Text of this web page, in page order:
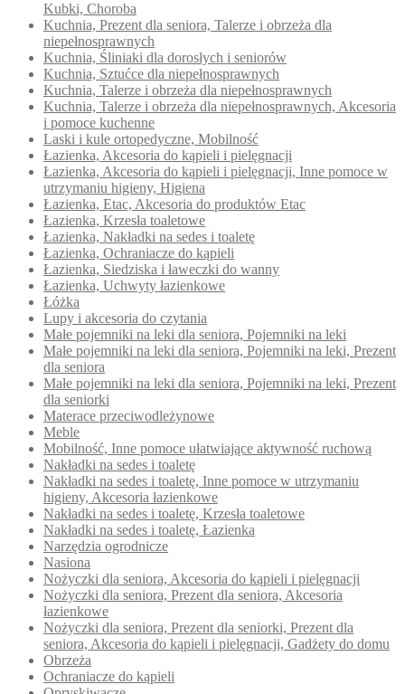
Kubki, Choroba
Kuchnia, Prezent dla seniora, Talerze i obrzeża dla
niepełnosprawnych
Kuchnia, Śliniaki dla dorosłych i seniorów
Kuchnia, Sztućce dla niepełnosprawnych
Kuchnia, Talerze i obrzeża dla niepełnosprawnych
Kuchnia, Talerze i obrzeża dla niepełnosprawnych, Akcesoria
i pomoce kuchenne
Laski i kule ortopedyczne, Mobilność
Łazienka, Akcesoria do kąpieli i pielęgnacji
Łazienka, Akcesoria do kąpieli i pielęgnacji, Inne pomoce w
utrzymaniu higieny, Higiena
Łazienka, Etac, Akcesoria do produktów Etac
Łazienka, Krzesła toaletowe
Łazienka, Nakładki na sedes i toaletę
Łazienka, Ochraniacze do kąpieli
Łazienka, Siedziska i ławeczki do wanny
Łazienka, Uchwyty łazienkowe
Łóżka
Lupy i akcesoria do czytania
Małe pojemniki na leki dla seniora, Pojemniki na leki
Małe pojemniki na leki dla seniora, Pojemniki na leki, Prezent
dla seniora
Małe pojemniki na leki dla seniora, Pojemniki na leki, Prezent
dla seniorki
Materace przeciwodleżynowe
Meble
Mobilność, Inne pomoce ułatwiające aktywność ruchową
Nakładki na sedes i toaletę
Nakładki na sedes i toaletę, Inne pomoce w utrzymaniu
higieny, Akcesoria łazienkowe
Nakładki na sedes i toaletę, Krzesła toaletowe
Nakładki na sedes i toaletę, Łazienka
Narzędzia ogrodnicze
Nasiona
Nożyczki dla seniora, Akcesoria do kąpieli i pielęgnacji
Nożyczki dla seniora, Prezent dla seniora, Akcesoria
łazienkowe
Nożyczki dla seniora, Prezent dla seniorki, Prezent dla
seniora, Akcesoria do kąpieli i pielęgnacji, Gadżety do domu
Obrzeża
Ochraniacze do kąpieli